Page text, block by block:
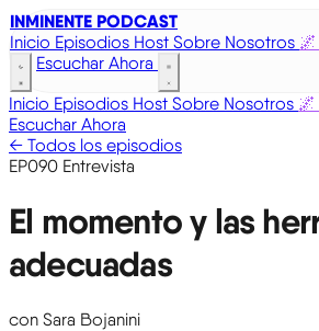
INMINENTE PODCAST
Inicio Episodios Host Sobre Nosotros
Escuchar Ahora
Inicio Episodios Host Sobre Nosotros
Escuchar Ahora
← Todos los episodios
EP090 Entrevista
El momento y las
adecuadas
con Sara Bojanini